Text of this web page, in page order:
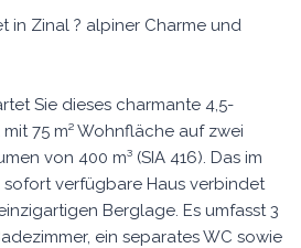
in Zinal ? alpiner Charme und
Sie dieses charmante 4,5-
75 m² Wohnfläche auf zwei
von 400 m³ (SIA 416). Das im
verfügbare Haus verbindet
Berglage. Es umfasst 3
ein separates WC sowie